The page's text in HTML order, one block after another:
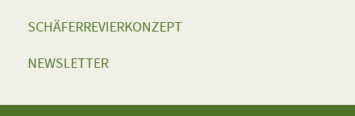
SCHÄFERREVIERKONZEPT
NEWSLETTER